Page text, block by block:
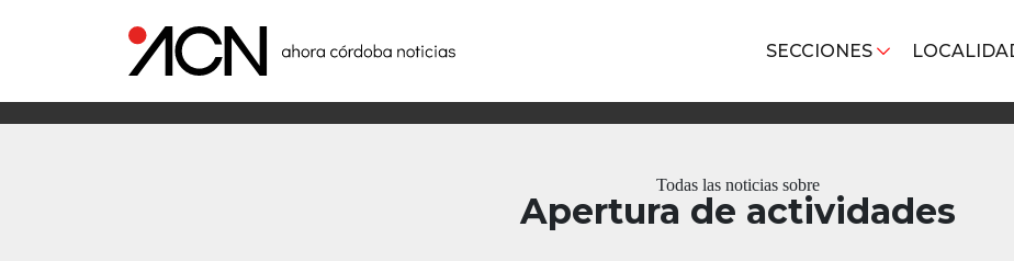
SECCIONES
Todas las noticias sobre
Apertura de actividades